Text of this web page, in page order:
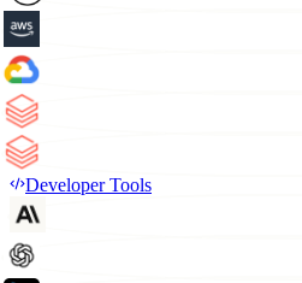
Developer Tools